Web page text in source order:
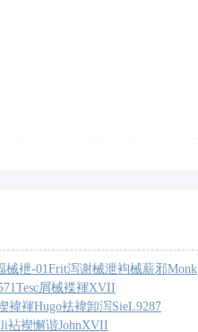
械袣-01Frit泻谢械泄袧械薪邪Monk
Tesc屑械褋褌XVII
褘褌Hugo袪褘卸泻SieL9287
袩褉懈谐JohnXVII